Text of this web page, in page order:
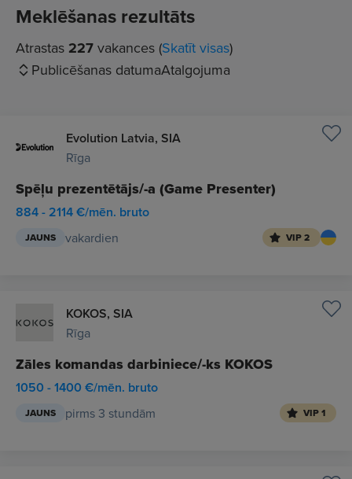
Meklēšanas rezultāts
Atrastas 227 vakances (Skatīt visas)
Publicēšanas datumaAtalgojuma
Evolution Latvia, SIA
Rīga
Spēļu prezentētājs/-a (Game Presenter)
884 - 2114 €/mēn. bruto
JAUNS vakardien VIP 2
KOKOS, SIA
Rīga
Zāles komandas darbiniece/-ks KOKOS
1050 - 1400 €/mēn. bruto
JAUNS pirms 3 stundām VIP 1